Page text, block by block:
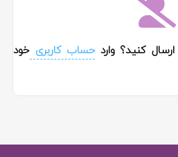
کنید؟ واردحساب کاربریخود